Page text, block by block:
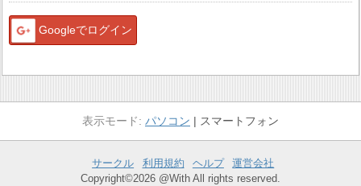
Googleでログイン
パソコン スマートフォン
サークル 利用規約 ヘルプ
運営会社
Copyright©2026 @With All rights reserved.